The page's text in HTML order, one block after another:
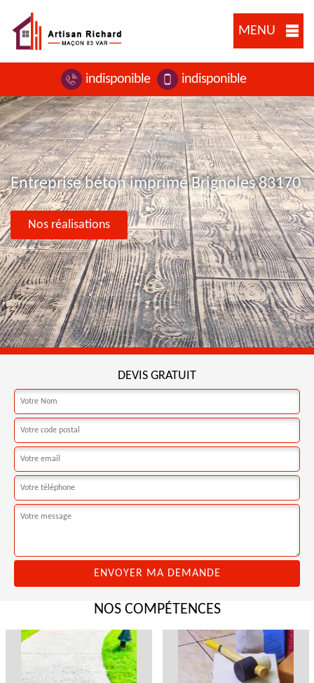
MENU
indisponible indisponible
Entreprise béton imprimé Brignoles 83170
Nos réalisations
DEVIS GRATUIT
NOS COMPÉTENCES